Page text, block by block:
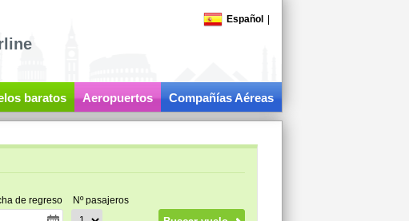
Español
baratos Aeropuertos Compañías Aéreas
de regreso Nº pasajeros